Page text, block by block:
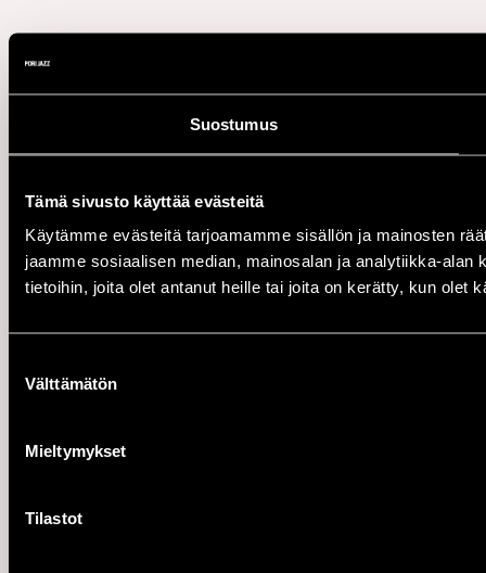
Suostumus
Tämä sivusto käyttää evästeitä
Käytämme evästeitä tarjoamamme sisällön ja mainosten
jaamme sosiaalisen median, mainosalan ja analytiikka-
tietoihin, joita olet antanut heille tai joita on kerätty, kun olet
valinta
Välttämätön
Mieltymykset
Tilastot